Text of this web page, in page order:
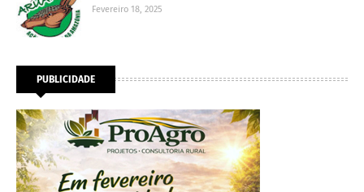
Fevereiro 18, 2025
PUBLICIDADE